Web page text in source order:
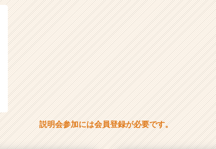
説明会参加には会員登録が必要です。